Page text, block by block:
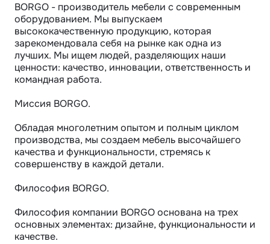
BORGO - производитель мебели с современным
оборудованием. Мы выпускаем
высококачественную продукцию, которая
зарекомендовала себя на рынке как одна из
лучших. Мы ищем людей, разделяющих наши
ценности: качество, инновации, ответственность и
командная работа.
Миссия BORGO.
Обладая многолетним опытом и полным циклом
производства, мы создаем мебель высочайшего
качества и функциональности, стремясь к
совершенству в каждой детали.
Философия BORGO.
Философия компании BORGO основана на трех
основных элементах: дизайне, функциональности и
качестве.